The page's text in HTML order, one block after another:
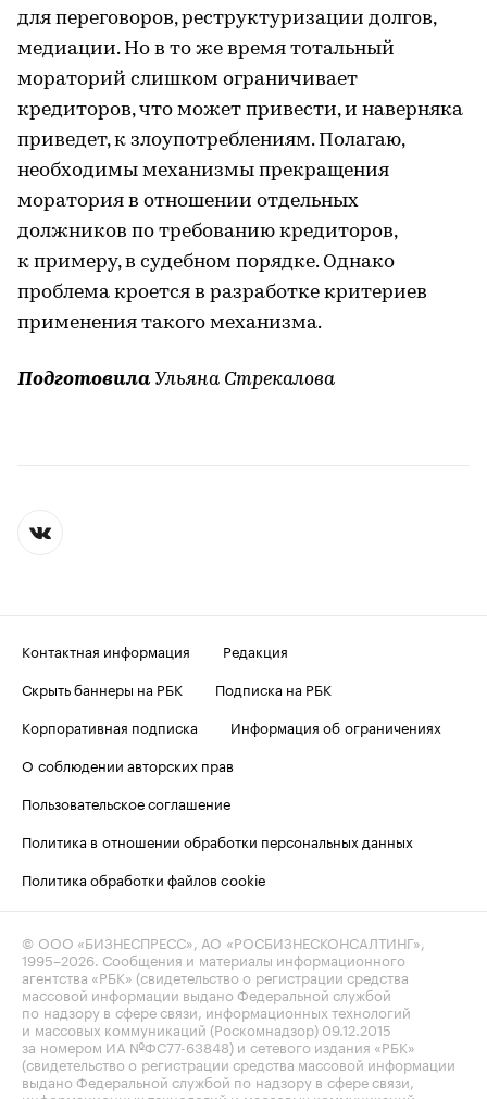
для переговоров, реструктуризации долгов,
медиации. Но в то же время тотальный
мораторий слишком ограничивает
кредиторов, что может привести, и наверняка
приведет, к злоупотреблениям. Полагаю,
необходимы механизмы прекращения
моратория в отношении отдельных
должников по требованию кредиторов,
к примеру, в судебном порядке. Однако
проблема кроется в разработке критериев
применения такого механизма.
Подготовила Ульяна Стрекалова
Контактная информация
Редакция
Скрыть баннеры на РБК
Подписка на РБК
Корпоративная подписка
Информация об ограничениях
О соблюдении авторских прав
Пользовательское соглашение
Политика в отношении обработки персональных данных
Политика обработки файлов cookie
© ООО «БИЗНЕСПРЕСС», АО «РОСБИЗНЕСКОНСАЛТИНГ»,
1995–2026 . Сообщения и материалы информационного
агентства «РБК» (свидетельство о регистрации средства
массовой информации выдано Федеральной службой
по надзору в сфере связи, информационных технологий
и массовых коммуникаций (Роскомнадзор) 09.12.2015
за номером ИА №ФС77-63848) и сетевого издания «РБК»
(свидетельство о регистрации средства массовой информации
выдано Федеральной службой по надзору в сфере связи,